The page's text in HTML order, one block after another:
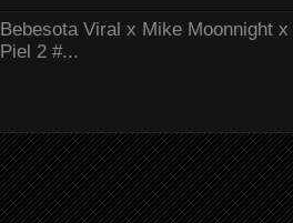
Bebesota Viral x Mike Moonnight
Piel 2 #...